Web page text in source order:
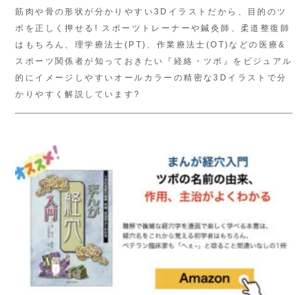
筋肉や骨の形状が分かりやすい3Dイラストだから、目的のツ
ボを正しく押せる! スポーツトレーナーや鍼灸師、柔道整復師
はもちろん、理学療法士(PT)、作業療法士(OT)などの医療&
スポーツ関係者が知っておきたい『経絡・ツボ』をビジュアル
的にイメージしやすいオールカラーの精密な3Dイラストで分
かりやすく解説しています?